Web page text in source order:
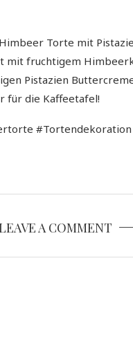
Torte mit
mit fruchtigem
Pistazien
für die Kaffeetafel!
#Tortendekoration
A COMMENT